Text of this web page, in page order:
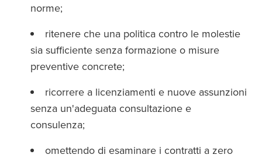
norme;
ritenere che una politica contro le molestie
sia sufficiente senza formazione o misure
preventive concrete;
ricorrere a licenziamenti e nuove assunzioni
senza un'adeguata consultazione e
consulenza;
omettendo di esaminare i contratti a zero